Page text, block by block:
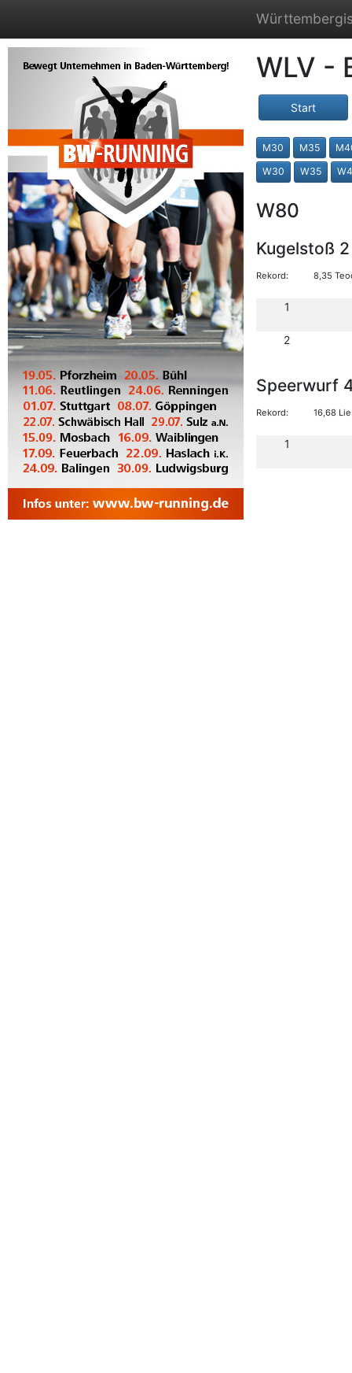
WLV -
Start
M30 M35
W30 W35
W80
Kugelstoß
Rekord: 8,35
1
2
Speerwurf
Rekord: 16,68
1